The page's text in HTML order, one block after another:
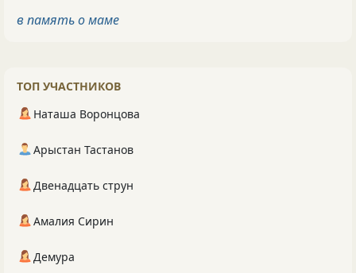
в память о маме
ТОП УЧАСТНИКОВ
Наташа Воронцова
Арыстан Тастанов
Двенадцать струн
Амалия Сирин
Демура